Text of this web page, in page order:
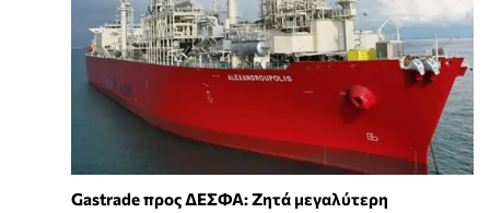
Gastrade προς ΔΕΣΦΑ: Ζητά μεγαλύτερη